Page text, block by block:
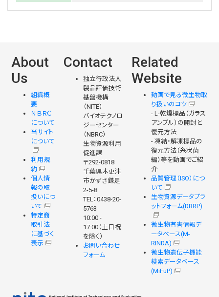
About
Us
組織概
要
ＮＢＲＣ
について
当サイト
について
利用規
約
個人情
報の取
扱いにつ
いて
特定商
取引法
に基づく
表示
Contact
独立行政法人
製品評価技術
基盤機構
（NITE）
バイオテクノロ
ジーセンター
（NBRC）
生物資源利用
促進課
〒292-0818
千葉県木更津
市かずさ鎌足
2-5-8
TEL：0438-20-
5763
10:00 -
17:00（土日祝
を除く）
お問い合わせ
フォーム
Related
Website
動画で見る微生物取
り扱いのコツ
- L-乾燥標品（ガラス
アンプル）の開封と
復元方法
- 凍結・解凍標品の
復元方法（糸状菌
編）等を動画でご紹
介
品質管理（ISO）につ
いて
生物資源データプラ
ットフォーム(DBRP)
微生物有害情報デ
ータベース(M-
RINDA)
微生物遺伝子機能
検索データベース
(MiFuP)